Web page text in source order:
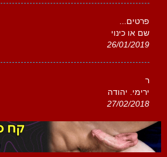
פרטים...
שם או כינוי
26/01/2019
ר
ירימי. יהודה
27/02/2018